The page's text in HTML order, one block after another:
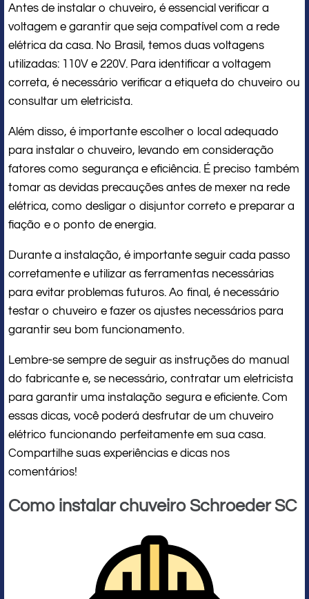
Antes de instalar o chuveiro, é essencial verificar a
voltagem e garantir que seja compatível com a rede
elétrica da casa. No Brasil, temos duas voltagens
utilizadas: 110V e 220V. Para identificar a voltagem
correta, é necessário verificar a etiqueta do chuveiro ou
consultar um eletricista.
Além disso, é importante escolher o local adequado
para instalar o chuveiro, levando em consideração
fatores como segurança e eficiência. É preciso também
tomar as devidas precauções antes de mexer na rede
elétrica, como desligar o disjuntor correto e preparar a
fiação e o ponto de energia.
Durante a instalação, é importante seguir cada passo
corretamente e utilizar as ferramentas necessárias
para evitar problemas futuros. Ao final, é necessário
testar o chuveiro e fazer os ajustes necessários para
garantir seu bom funcionamento.
Lembre-se sempre de seguir as instruções do manual
do fabricante e, se necessário, contratar um eletricista
para garantir uma instalação segura e eficiente. Com
essas dicas, você poderá desfrutar de um chuveiro
elétrico funcionando perfeitamente em sua casa.
Compartilhe suas experiências e dicas nos
comentários!
Como instalar chuveiro Schroeder SC